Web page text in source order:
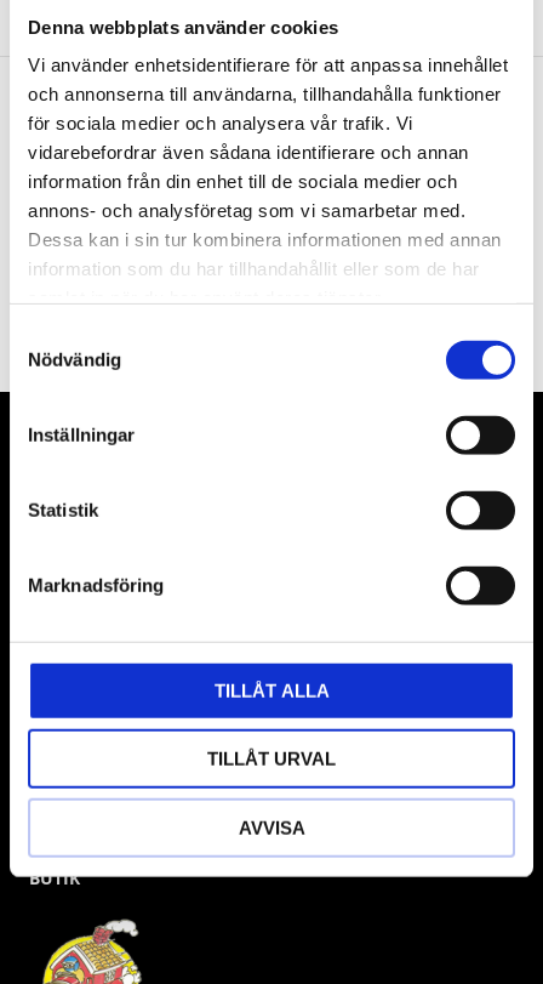
Denna webbplats använder cookies
Vi använder enhetsidentifierare för att anpassa innehållet
och annonserna till användarna, tillhandahålla funktioner
för sociala medier och analysera vår trafik. Vi
vidarebefordrar även sådana identifierare och annan
information från din enhet till de sociala medier och
annons- och analysföretag som vi samarbetar med.
Dessa kan i sin tur kombinera informationen med annan
information som du har tillhandahållit eller som de har
Nödvändig
Inställningar
Statistik
Marknadsföring
TILLÅT ALLA
TILLÅT URVAL
AVVISA
Nyhetsbrev
PRENUMERERA
VÅRA LEVERANTÖRER
Våra främsta leverantörer är KS Tools verktyg, ATH billyftar
& däckmaskiner och Master luftmaskiner. Kontakta oss
gärna om vad som helst då vi gör vårt yttersta för att hjälpa
BUTIK